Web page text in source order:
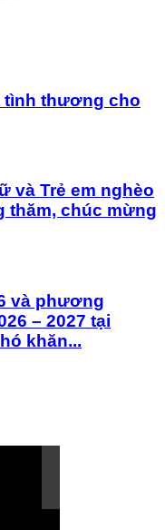
tình thương cho
và Trẻ em nghèo
thăm, chúc mừng
và phương
– 2027 tại
khăn...